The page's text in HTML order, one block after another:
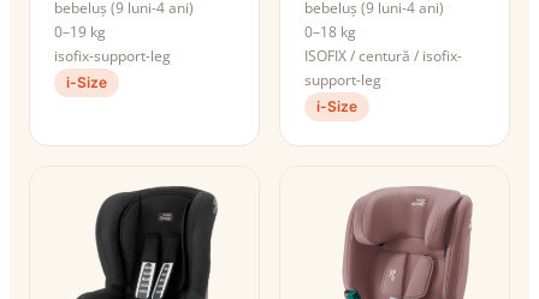
bebeluș (9 luni-4 ani)
0–19 kg
isofix-support-leg
i-Size
bebeluș (9 luni-4 ani)
0–18 kg
ISOFIX / centură / isofix-
support-leg
i-Size